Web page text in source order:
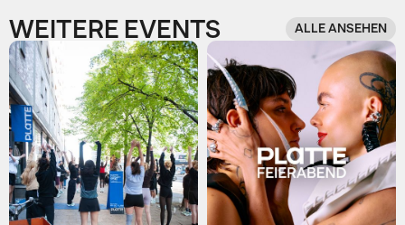
WEITERE EVENTS ALLE ANSEHEN